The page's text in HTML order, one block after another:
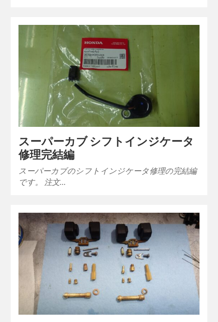
スーパーカブ シフトインジケータ
修理完結編
スーパーカブのシフトインジケータ修理の完結編
です。 注文…